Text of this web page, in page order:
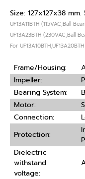
Size: 127x127x38 mm.
UF13A11BTH (115VAC,Ball
UF13A23BTH (230VAC,Ball
For
Frame/Housing:
Impeller:
Bearing System:
Motor:
Connection:
Protection:
Dielectric
withstand
voltage: